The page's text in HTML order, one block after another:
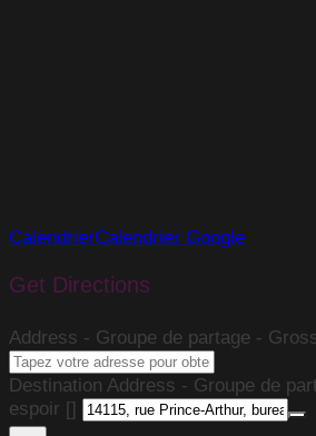
CalendrierCalendrier Google
Get Directions
Address - Groupe de partage -
Destination Address - Groupe de
espoir []